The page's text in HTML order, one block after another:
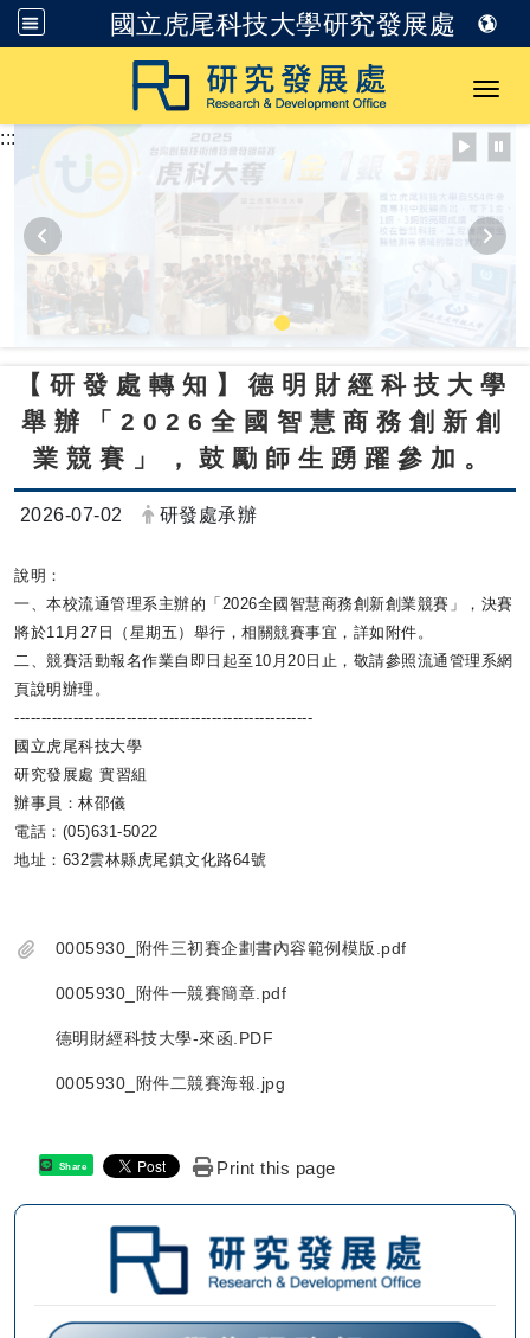
國立虎尾科技大學研究發展處
跳到主要內容
:::
【研發處轉知】德明財經科技大學
舉辦「2026全國智慧商務創新創
業競賽」，鼓勵師生踴躍參加。
日期：
2026-07-02 發布者：
研發處承辦
說明：
一、本校流通管理系主辦的「2026全國智慧商務創新創業競賽」
，決賽
將於11月27日（星期五）舉行，相關競賽事宜， 詳如附件。
二、競賽活動報名作業自即日起至10月20日止， 敬請參照流通管理系網
頁說明辦理。
--------------------------------------------------------
國立虎尾科技大學
研究發展處 實習組
辦事員：林邵儀
電話：(05)631-5022
地址：632雲林縣虎尾鎮文化路64號
0005930_附件三初賽企劃書內容範例模版.pdf
0005930_附件一競賽簡章.pdf
德明財經科技大學-來函.PDF
0005930_附件二競賽海報.jpg
Share Print this page